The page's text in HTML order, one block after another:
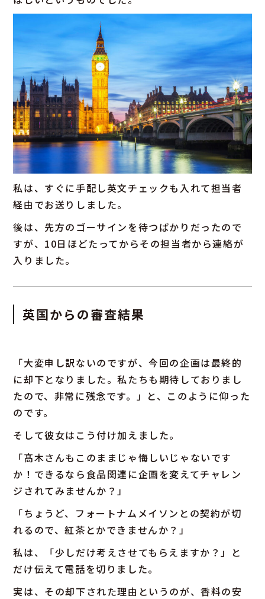
私は、すぐに手配し英文チェックも入れて担当者
経由でお送りしました。
後は、先方のゴーサインを待つばかりだったので
すが、10日ほどたってからその担当者から連絡が
入りました。
英国からの審査結果
「大変申し訳ないのですが、今回の企画は最終的
に却下となりました。私たちも期待しておりまし
たので、非常に残念です。」と、このように仰った
のです。
そして彼女はこう付け加えました。
「髙木さんもこのままじゃ悔しいじゃないです
か！できるなら食品関連に企画を変えてチャレン
ジされてみませんか？」
「ちょうど、フォートナムメイソンとの契約が切
れるので、紅茶とかできませんか？」
私は、「少しだけ考えさせてもらえますか？」と
だけ伝えて電話を切りました。
実は、その却下された理由というのが、香料の安